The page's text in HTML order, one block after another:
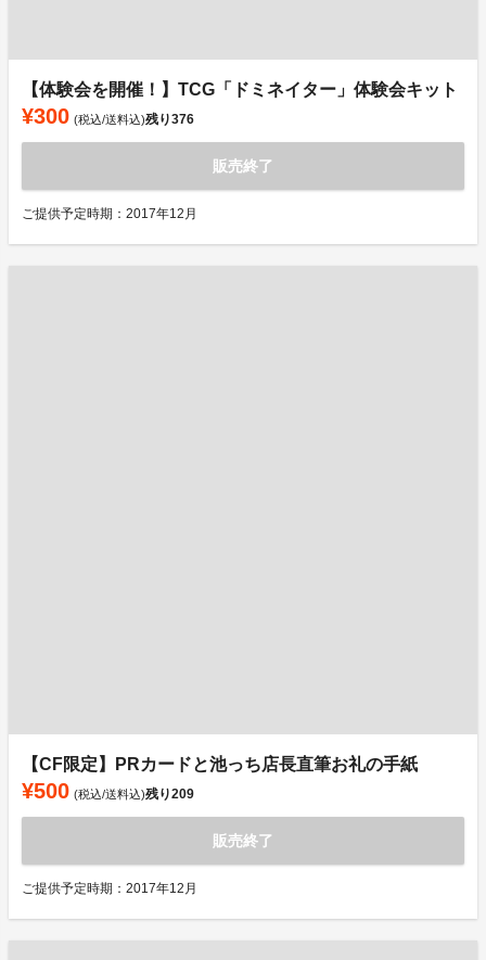
【体験会を開催！】TCG「ドミネイター」体験会キット
¥300 (税込/送料込)残り376
販売終了
ご提供予定時期：2017年12月
【CF限定】PRカードと池っち店長直筆お礼の手紙
¥500 (税込/送料込)残り209
販売終了
ご提供予定時期：2017年12月